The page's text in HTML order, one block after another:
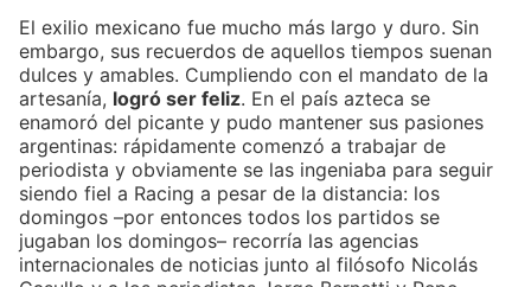
El exilio mexicano fue mucho más largo y duro. Sin
embargo, sus recuerdos de aquellos tiempos suenan
dulces y amables. Cumpliendo con el mandato de la
artesanía, logró ser feliz. En el país azteca se
enamoró del picante y pudo mantener sus pasiones
argentinas: rápidamente comenzó a trabajar de
periodista y obviamente se las ingeniaba para seguir
siendo fiel a Racing a pesar de la distancia: los
domingos –por entonces todos los partidos se
jugaban los domingos– recorría las agencias
internacionales de noticias junto al filósofo Nicolás